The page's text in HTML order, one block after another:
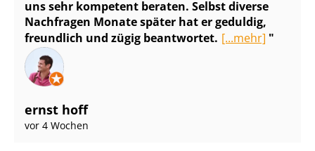
uns sehr kompetent beraten. Selbst diverse
Nachfragen Monate später hat er geduldig,
freundlich und zügig beantwortet. [...mehr]
ernst hoff
vor 4 Wochen